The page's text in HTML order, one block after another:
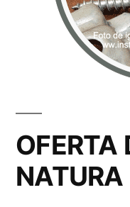
OFERTA
NATURA